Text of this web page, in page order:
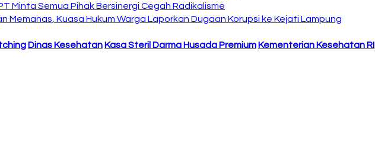
Minta Semua Pihak Bersinergi Cegah Radikalisme
Memanas, Kuasa Hukum Warga Laporkan Dugaan Korupsi ke Kejati Lampung
Dinas Kesehatan Kasa Steril Darma Husada Premium Kementerian Kesehatan RI